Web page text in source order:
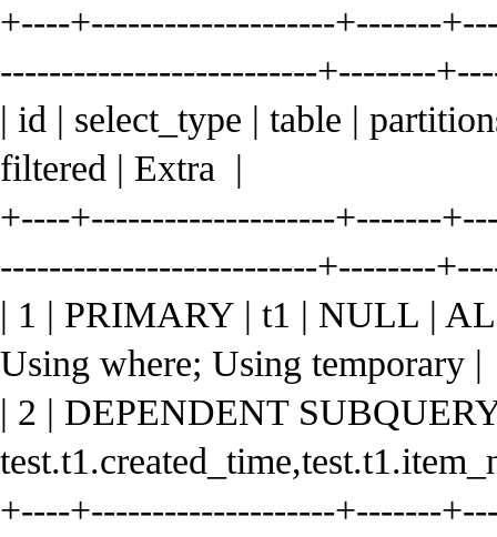
+----+--------------------+-------
--------------------------+--------
| id | select_type | table |
filtered | Extra |
+----+--------------------+-------
--------------------------+--------
| 1 | PRIMARY | t1 | NULL |
Using where; Using temporary |
| 2 | DEPENDENT
+----+--------------------+-------